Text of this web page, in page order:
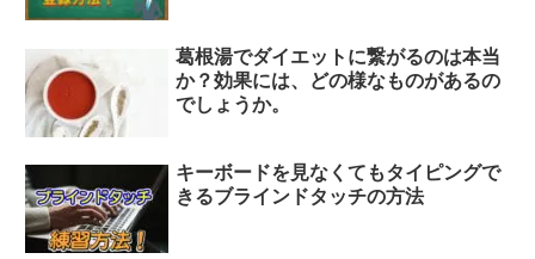
葛根湯でダイエットに繋がるのは本当
か？効果には、どの様なものがあるの
でしょうか。
キーボードを見なくてもタイピングで
きるブラインドタッチの方法